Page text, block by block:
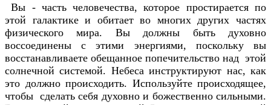
Вы - часть человечества, которое простирается по
этой галактике и обитает во многих других частях
физического мира. Вы должны быть духовно
воссоединены с этими энергиями, поскольку вы
восстанавливаете обещанное попечительство над этой
солнечной системой. Небеса инструктируют нас, как
это должно происходить. Используйте происходящее,
чтобы сделать себя духовно и божественно сильными.